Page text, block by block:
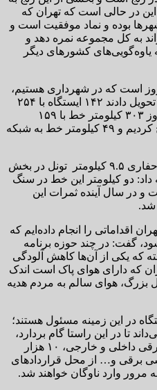
در حالی است که تهران که
بوده و نماد موفقیت است و
به کل مجموعه نمره دهد و
یاوه‌گویی‌های کشورهای دیگر
با تأکید بر اینکه ۳۰ ماه و ۱۵ روز است که در شهرداری هستیم،
گفت: وقتی که شهرداری را به ما تحویل دادند ۱۴۲ ایستگاه با ۲۵۴
کیلومتر خط وجود داشت؛ اما امروز ۳۰۳ کیلومتر خط با ۱۵۹
ایستگاه داریم و ۱۷ ایستگاه افتتاح کردیم و ۴۹ کیلومتر خط به شبکه
زاکانی با بیان اینکه چند روز پیش حفاری ۹.۵ کیلومتر تونل در بخش
ادامه داد: دو کیلومتر این خط در سنگ
در سال آینده ثمرات این
شد.
اقداماتی را انجام داده‌ایم که
گفت: در چند حوزه برنامه
که یکی از آن‌ها کاهش آلودگی
که دارای هوای پاک است اندک
بزرگ، هوای سالم به مردم هدیه
تهران با بیان اینکه ۲۳ دستگاه در این زمینه مسئول هستند؛
تا در این راستا گام بردارد،
تصریح کرد: حدود ۳۰۰۰ اتوبوس برقی داخلی و خارجی، ۱۰ هزار
تاکسی برقی و… از محل قراردادهای
وارد ناوگان خواهند شد.